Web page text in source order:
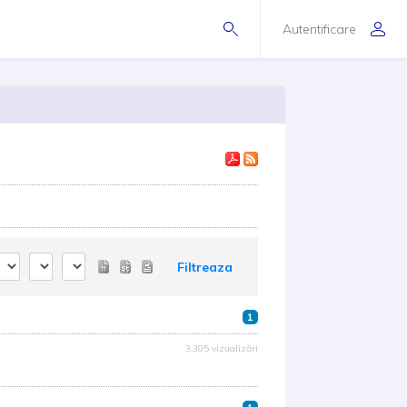
Autentificare
Filtreaza
1
3.305 vizualizări